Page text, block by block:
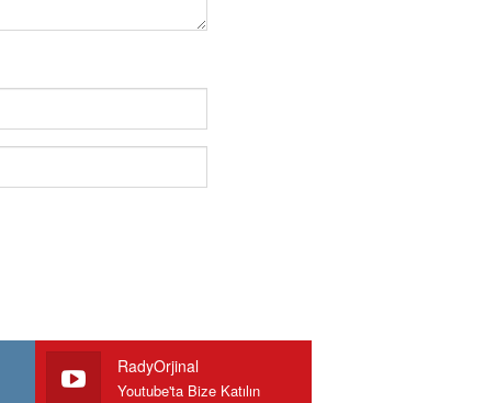
RadyOrjinal
Youtube'ta Bize Katılın